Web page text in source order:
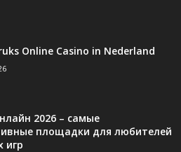
Online Casino in Nederland
2026 – самые
площадки для любителей
игр